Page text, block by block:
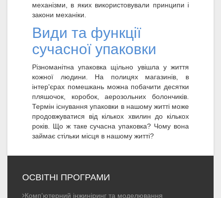
механізми, в яких використовували принципи і
закони механіки.
Види та функції
сучасної упаковки
Різноманітна упаковка щільно увішла у життя
кожної людини. На полицях магазинів, в
інтер'єрах помешкань можна побачити десятки
пляшочок, коробок, аерозольних болончиків.
Термін існування упаковки в нашому житті може
продовжуватися від кількох хвилин до кількох
років. Що ж таке сучасна упаковка? Чому вона
займає стільки місця в нашому житті?
ОСВІТНІ ПРОГРАМИ
Комп'ютерний інжиніринг та моделювання